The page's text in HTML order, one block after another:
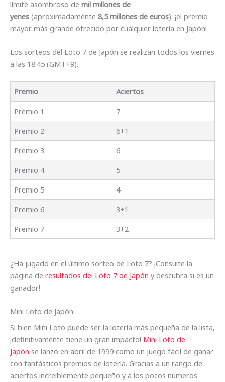
límite asombroso de mil millones de
yenes (aproximadamente 8,5 millones de euros): ¡el premio
mayor más grande ofrecido por cualquier lotería en Japón!
Los sorteos del Loto 7 de Japón se realizan todos los viernes
a las 18:45 (GMT+9).
Premio
Aciertos
Premio 1
7
Premio 2
6+1
Premio 3
6
Premio 4
5
Premio 5
4
Premio 6
3+1
Premio 7
3+2
¿Ha jugado en el último sorteo de Loto 7? ¡Consulte la
página de resultados del Loto 7 de Japón y descubra si es un
ganador!
Mini Loto de Japón
Si bien Mini Loto puede ser la lotería más pequeña de la lista,
¡definitivamente tiene un gran impacto! Mini Loto de
Japón se lanzó en abril de 1999 como un juego fácil de ganar
con fantásticos premios de lotería. Gracias a un rango de
aciertos increíblemente pequeño y a los pocos números